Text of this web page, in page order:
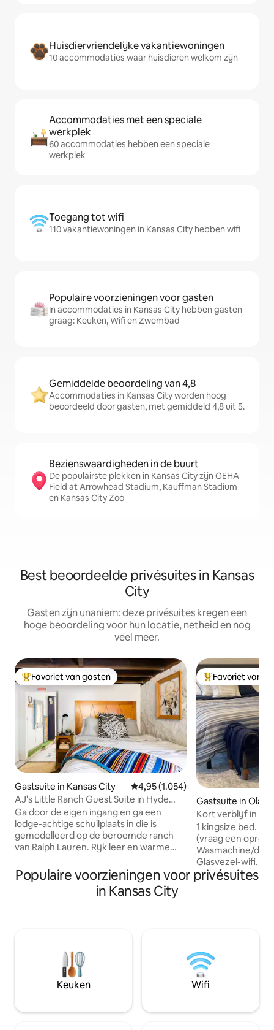
Huisdiervriendelijke vakantiewoningen
10 accommodaties waar huisdieren welkom zijn
Accommodaties met een speciale
werkplek
60 accommodaties hebben een speciale
werkplek
Toegang tot wifi
110 vakantiewoningen in Kansas City hebben wifi
Populaire voorzieningen voor gasten
In accommodaties in Kansas City hebben gasten
graag: Keuken, Wifi en Zwembad
Gemiddelde beoordeling van 4,8
Accommodaties in Kansas City worden hoog
beoordeeld door gasten, met gemiddeld 4,8 uit 5.
Bezienswaardigheden in de buurt
De populairste plekken in Kansas City zijn GEHA
Field at Arrowhead Stadium, Kauffman Stadium
en Kansas City Zoo
Best beoordeelde privésuites in Kansas
City
Gasten zijn unaniem: deze privésuites kregen een
hoge beoordeling voor hun locatie, netheid en nog
veel meer.
Topfavoriet van gasten
Favoriet van gasten
Gastsuite in Kansas City Gemiddelde beoordeling van
4,95 (1.054)
AJ's Little Ranch Guest Suite in Hyde
Park
Ga door de eigen ingang en ga een
lodge-achtige schuilplaats in die is
gemodelleerd op de beroemde ranch
van Ralph Lauren. Rijk leer en warme
maar modern gevoel. Kijk naar kabel-tv
of gebruik je favoriete streaming-app via
een Amazon Firestick vanuit het
speciale badkamer, een eigen volledig
functionele kitchenette (met
uitzondering van een oven) en een
schilderachtige ruimte met een
gasten kunnen gebruikmaken van de
Topfavoriet van
Favoriet van
Gastsuite in
Kort verblijf in de
1 kingsize bed. 1
(vraag een
Wasmachine/
Glasvezel-wifi.
met eigen ingang
voor de
koelkast. De
ons boven
slot. Een paar treden op het pad, geen
geur wanneer de
Populaire voorzieningen voor privésuites
in Kansas City
Keuken Wifi